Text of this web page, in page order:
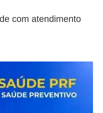
com atendimento